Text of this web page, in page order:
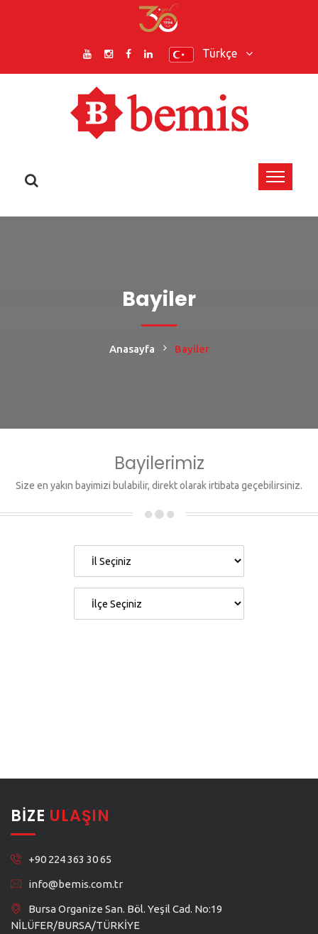
Türkçe
Bayiler
Anasayfa Bayiler
Bayilerimiz
Size en yakın bayimizi bulabilir, direkt olarak irtibata geçebilirsiniz.
BIZE ULAŞIN
+90 224 363 30 65
info@bemis.com.tr
Bursa Organize San. Böl. Yeşil Cad. No:19
NİLÜFER/BURSA/TÜRKİYE